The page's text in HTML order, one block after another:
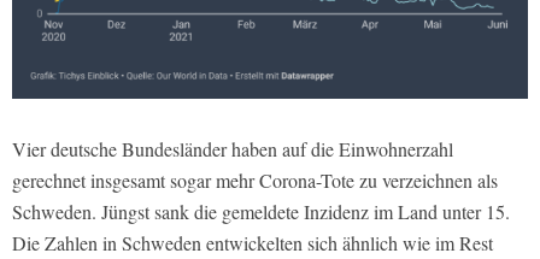
Vier deutsche Bundesländer haben auf die Einwohnerzahl
gerechnet insgesamt sogar mehr Corona-Tote zu verzeichnen als
Schweden. Jüngst sank die gemeldete Inzidenz im Land unter 15.
Die Zahlen in Schweden entwickelten sich ähnlich wie im Rest